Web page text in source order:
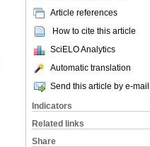
Article references
How to cite this article
SciELO Analytics
Automatic translation
Send this article by e-mail
Indicators
Related links
Share